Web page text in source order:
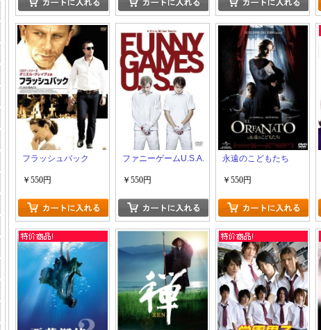
フラッシュバック
￥550円
ファニーゲームU.S.A.
￥550円
永遠のこどもたち
￥550円